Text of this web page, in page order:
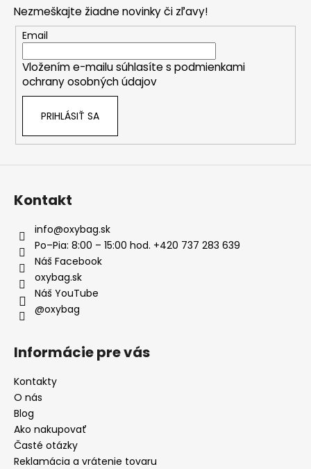
Nezmeškajte žiadne novinky či zľavy!
Email
Vložením e-mailu súhlasíte s podmienkami
ochrany osobných údajov
PRIHLÁSIŤ SA
Kontakt
info@oxybag.sk
Po–Pia: 8:00 – 15:00 hod. +420 737 283 639
Náš Facebook
oxybag.sk
Náš YouTube
@oxybag
Informácie pre vás
Kontakty
O nás
Blog
Ako nakupovať
Časté otázky
Reklamácia a vrátenie tovaru